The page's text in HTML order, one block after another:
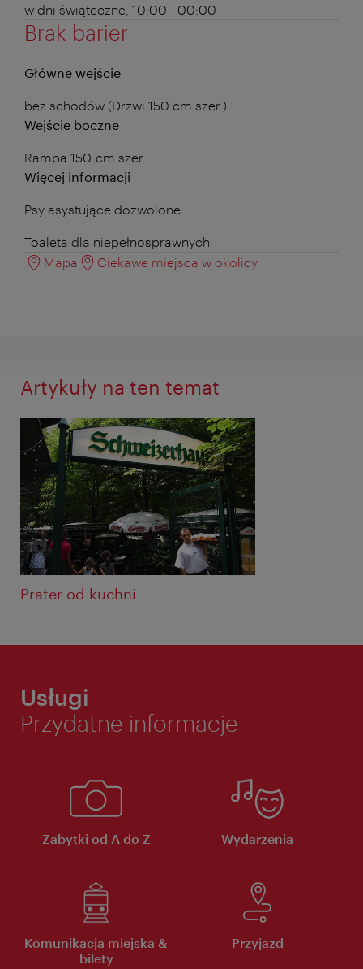
w dni świąteczne, 10:00 - 00:00
Brak barier
Główne wejście
bez schodów (Drzwi 150 cm szer.)
Wejście boczne
Rampa 150 cm szer.
Więcej informacji
Psy asystujące dozwolone
Toaleta dla niepełnosprawnych
Mapa
Ciekawe miejsca w okolicy
Artykuły na ten temat
Prater od kuchni
Usługi
Przydatne informacje
Zabytki od A do Z Wydarzenia
Komunikacja miejska &
bilety
Przyjazd